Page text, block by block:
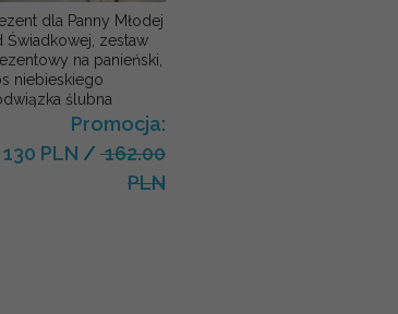
dla Panny Młodej
Świadkowej, zestaw
na panieński,
niebieskiego
ślubna
Promocja:
130 PLN / 162.00
PLN